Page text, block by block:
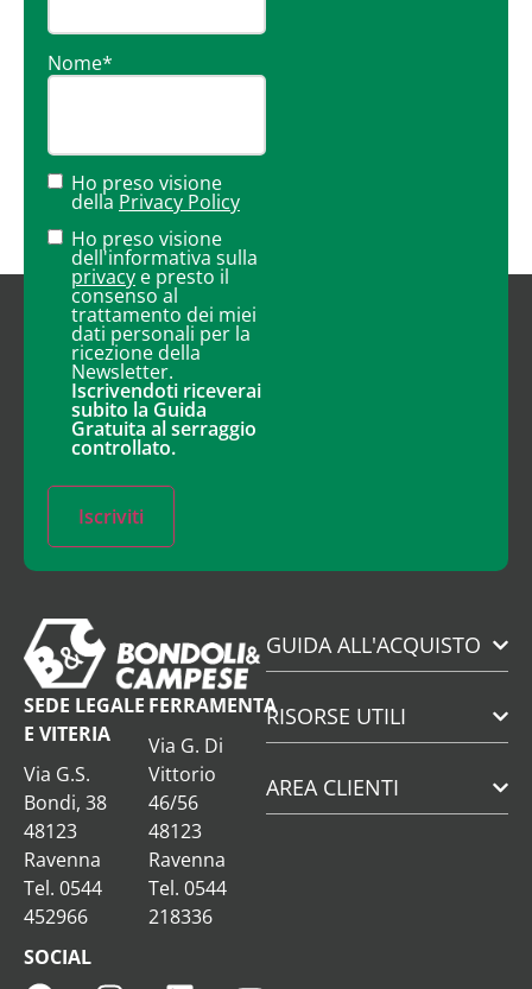
Nome*
Ho preso visione
della Privacy Policy
Ho preso visione
dell'informativa sulla
privacy e presto il
consenso al
trattamento dei miei
dati personali per la
ricezione della
Newsletter.
Iscrivendoti riceverai
subito la Guida
Gratuita al serraggio
controllato.
Iscriviti
SEDE LEGALE
E VITERIA
Via G.S.
Bondi, 38
48123
Ravenna
Tel. 0544
452966
FERRAMENTA
Via G. Di
Vittorio
46/56
48123
Ravenna
Tel. 0544
218336
SOCIAL
GUIDA ALL'ACQUISTO
RISORSE UTILI
AREA CLIENTI